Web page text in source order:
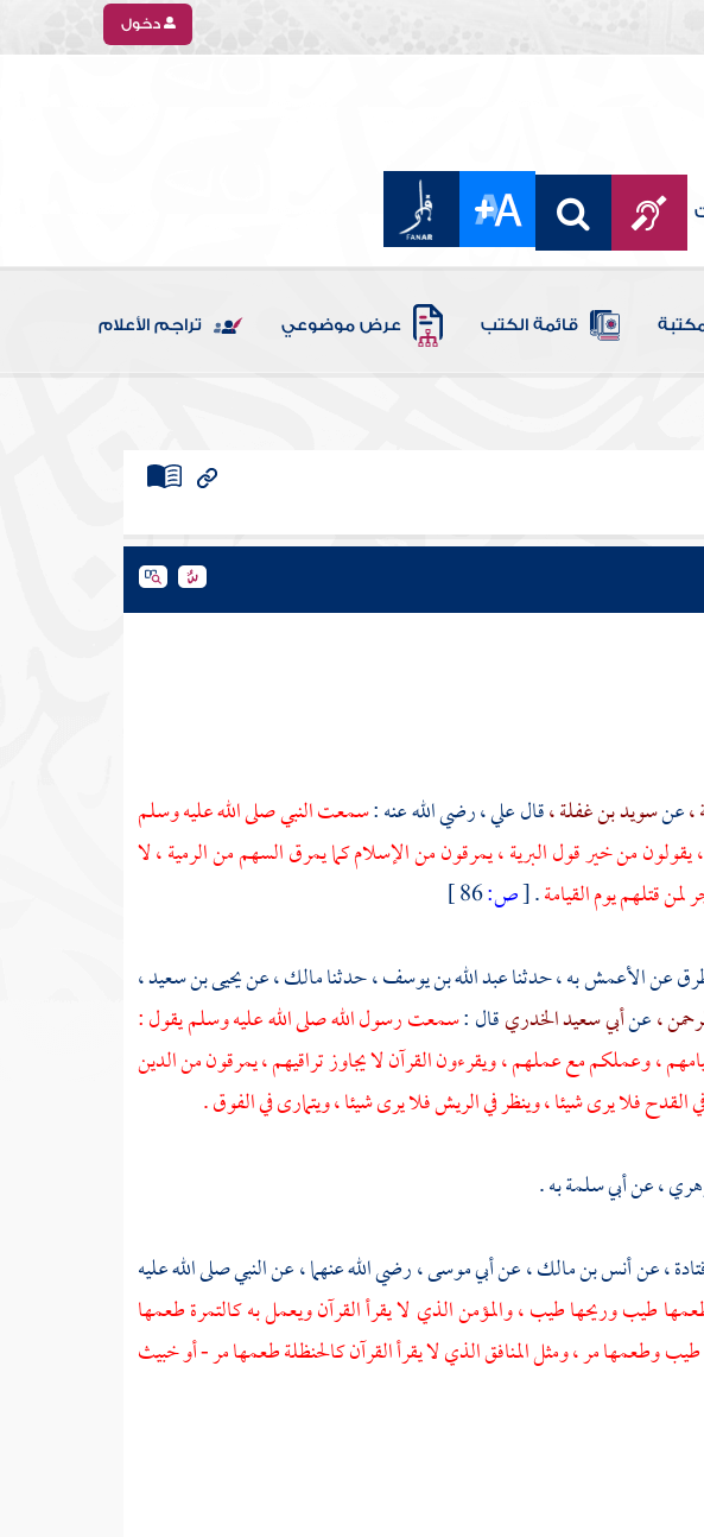
دخول
قائمة الكتب عرض موضوعي تراجم الأعلام
عنسويد بن غفلة ،قالعلي ،رضي الله عنه :سمعت النبي صلى الله عليه وسلم
من خير قول البرية ، يمرقون من الإسلام كما يمرق السهم من الرمية ، لا
لمن قتلهم يوم القيامة.
[ص:
عنالأعمشبه ، حدثناعبد الله بن يوسف ،حدثنامالك ،عنيحيى بن سعيد ،
،عنأبي سعيد الخدريقال :سمعت رسول الله صلى الله عليه وسلم يقول :
، وعملكم مع عملهم ، ويقرءون القرآن لا يجاوز تراقيهم ، يمرقون من الدين
فلا يرى شيئا ، وينظر في الريش فلا يرى شيئا ، ويتمارى في الفوق .
،عنأبي سلمةبه .
،عنأنس بن مالك ،عنأبي موسى ،رضي الله عنهما ، عن النبي صلى الله عليه
طيب وريحها طيب ، والمؤمن الذي لا يقرأ القرآن ويعمل به كالتمرة طعمها
طيب وطعمها مر ، ومثل المنافق الذي لا يقرأ القرآن كالحنظلة طعمها مر - أو خبيث